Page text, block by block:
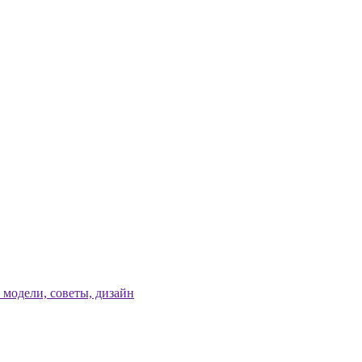
советы, дизайн